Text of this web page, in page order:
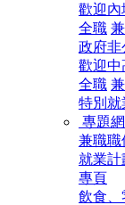
歡迎內
全職
政府非
歡迎中
全職
特別就
專題
兼職職
就業
專頁
飲食、